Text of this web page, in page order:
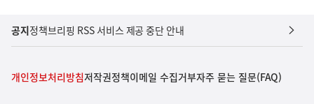
공지정책브리핑 RSS 서비스 제공 중단 안내
개인정보처리방침저작권정책이메일 수집거부자주 묻는 질문(FAQ)